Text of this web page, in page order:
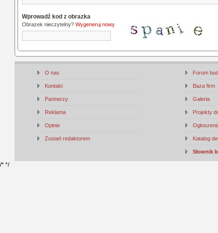
Wprowadź kod z obrazka
Obrazek nieczytelny? Wygeneruj nowy
O nas
Kontakt
Partnerzy
Reklama
Opinie
Zostań redaktorem
Forum
Baza firm
Galeria
Projekty
Katalog
Słownik
/* */